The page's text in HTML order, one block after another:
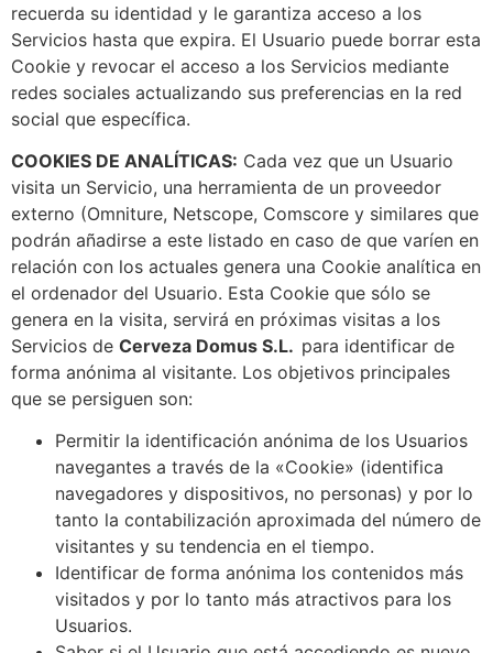
recuerda su identidad y le garantiza acceso a los
Servicios hasta que expira. El Usuario puede borrar esta
Cookie y revocar el acceso a los Servicios mediante
redes sociales actualizando sus preferencias en la red
social que específica.
COOKIES DE ANALÍTICAS: Cada vez que un Usuario
visita un Servicio, una herramienta de un proveedor
externo (Omniture, Netscope, Comscore y similares que
podrán añadirse a este listado en caso de que varíen en
relación con los actuales genera una Cookie analítica en
el ordenador del Usuario. Esta Cookie que sólo se
genera en la visita, servirá en próximas visitas a los
Servicios de Cerveza Domus S.L. para identificar de
forma anónima al visitante. Los objetivos principales
que se persiguen son:
Permitir la identificación anónima de los Usuarios
navegantes a través de la «Cookie» (identifica
navegadores y dispositivos, no personas) y por lo
tanto la contabilización aproximada del número de
visitantes y su tendencia en el tiempo.
Identificar de forma anónima los contenidos más
visitados y por lo tanto más atractivos para los
Usuarios.